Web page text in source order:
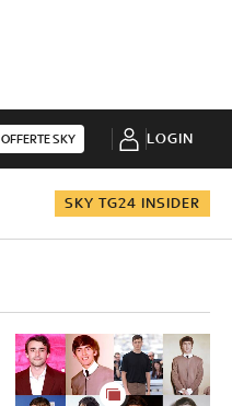
OFFERTE SKY LOGIN
SKY TG24 INSIDER